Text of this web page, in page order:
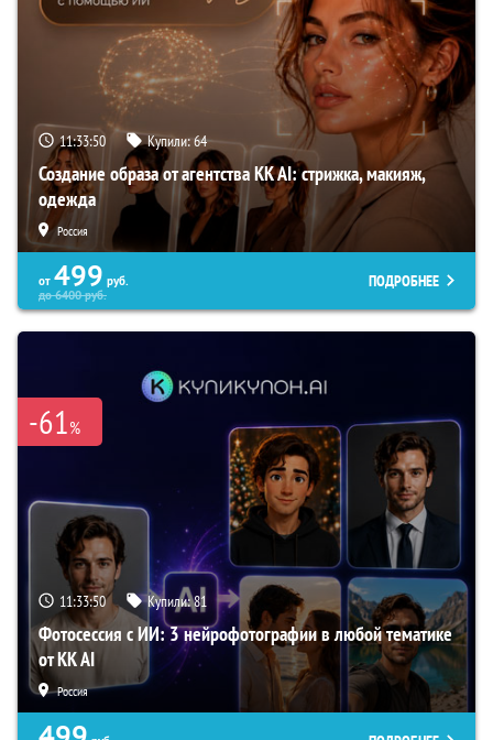
11:33:49 Купили:64
Создание образа от агентства KK AI: стрижка, макияж,
одежда
Россия
от 499 руб.
до6400руб.
ПОДРОБНЕЕ
-61%
11:33:49 Купили:81
Фотосессия с ИИ: 3 нейрофотографии в любой тематике
от KK AI
Россия